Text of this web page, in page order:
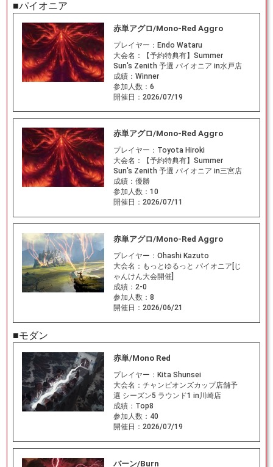
■パイオニア
赤単アグロ/Mono-Red Aggro
プレイヤー： Endo Wataru
大会名：
【予約特典有】Summer
Sun's Zenith 予選 パイオニア in水戸店
成績： Winner
参加人数： 6
開催日： 2026/07/19
赤単アグロ/Mono-Red Aggro
プレイヤー： Toyota Hiroki
大会名：
【予約特典有】Summer
Sun's Zenith 予選 パイオニア in三宮店
成績： 優勝
参加人数： 10
開催日： 2026/07/11
赤単アグロ/Mono-Red Aggro
プレイヤー： Ohashi Kazuto
大会名： もっとゆるっと パイオニア[じ
ゃんけん大会開催]
成績： 2-0
参加人数： 8
開催日： 2026/06/21
■モダン
赤単/Mono Red
プレイヤー： Kita Shunsei
大会名： チャンピオンズカップ店舗予
選 シーズン5 ラウンド1 in川崎店
成績： Top8
参加人数： 40
開催日： 2026/07/19
バーン/Burn